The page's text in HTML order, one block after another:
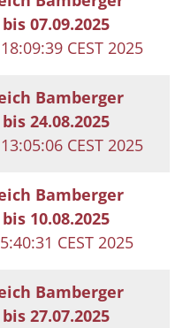
07.09.2025
CEST 2025
Bamberger
24.08.2025
CEST 2025
Bamberger
10.08.2025
CEST 2025
Bamberger
27.07.2025